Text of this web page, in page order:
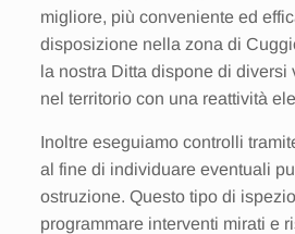
migliore, più conveniente ed
disposizione nella zona di
la nostra Ditta dispone di diversi
nel territorio con una reattività
Inoltre eseguiamo controlli
al fine di individuare eventuali
ostruzione. Questo tipo di
programmare interventi mirati e